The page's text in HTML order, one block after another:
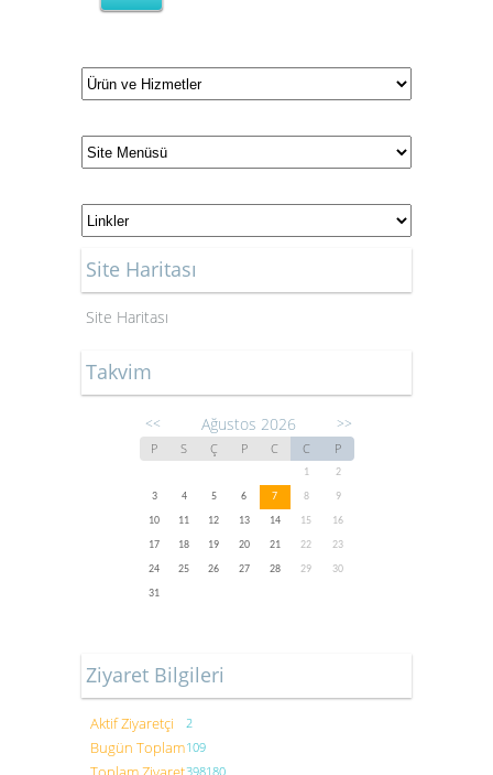
Site Haritası
Site Haritası
Takvim
<< Ağustos 2026 >>
P S Ç P C C P
1
2
3
4 5 6 7 8
9
10
11 12 13 14 15
16
17
18 19 20 21 22
23
24
25 26 27 28 29
30
31
Ziyaret Bilgileri
Aktif Ziyaretçi 2
Bugün Toplam109
398180